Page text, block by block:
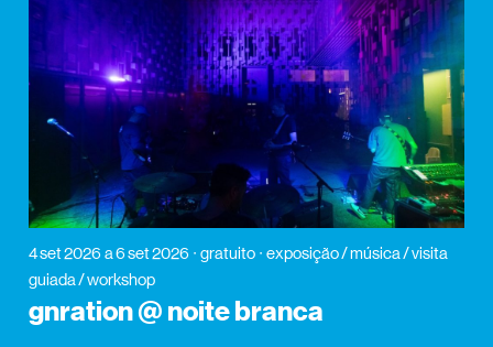
4 set 2026 a 6 set 2026 gratuito
exposição / música / visita
guiada / workshop
gnration @ noite branca